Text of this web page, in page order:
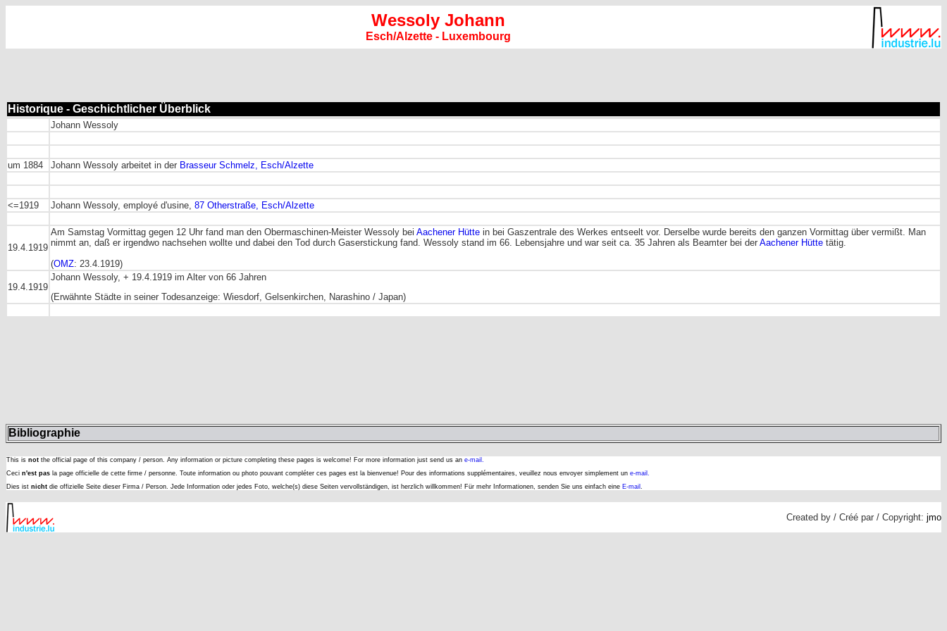
Wessoly Johann
Esch/Alzette - Luxembourg
Historique - Geschichtlicher Überblick
Johann Wessoly
um 1884 Johann Wessoly arbeitet in der Brasseur Schmelz, Esch/Alzette
<=1919 Johann Wessoly, employé d'usine, 87 Otherstraße, Esch/Alzette
19.4.1919
Am Samstag Vormittag gegen 12 Uhr fand man den Obermaschinen-Meister Wessoly bei Aachener Hütte in bei Gaszentrale des Werkes entseelt vor. Derselbe wurde bereits den ganzen Vormittag über vermißt. Man
nimmt an, daß er irgendwo nachsehen wollte und dabei den Tod durch Gaserstickung fand. Wessoly stand im 66. Lebensjahre und war seit ca. 35 Jahren als Beamter bei der Aachener Hütte tätig.
(OMZ: 23.4.1919)
19.4.1919
Johann Wessoly, + 19.4.1919 im Alter von 66 Jahren
(Erwähnte Städte in seiner Todesanzeige: Wiesdorf, Gelsenkirchen, Narashino / Japan)
Bibliographie
This is not the official page of this company / person. Any information or picture completing these pages is welcome! For more information just send us an e-mail.
Ceci n'est pas la page officielle de cette firme / personne. Toute information ou photo pouvant compléter ces pages est la bienvenue! Pour des informations supplémentaires, veuillez nous envoyer simplement un e-mail.
Dies ist nicht die offizielle Seite dieser Firma / Person. Jede Information oder jedes Foto, welche(s) diese Seiten vervollständigen, ist herzlich willkommen! Für mehr Informationen, senden Sie uns einfach eine E-mail .
Created by / Créé par / Copyright: jmo